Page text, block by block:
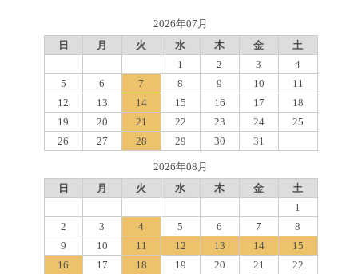
2026年07月
日
月 火 水 木 金
土
1
2 3
4
5
6 7 8 9 10
11
12
13 14 15 16 17
18
19
20 21 22 23 24
25
26
27 28 29 30 31
2026年08月
日
月 火 水 木 金
土
1
2
3 4 5 6 7
8
9
10 11 12 13 14
15
16
17 18 19 20 21
22